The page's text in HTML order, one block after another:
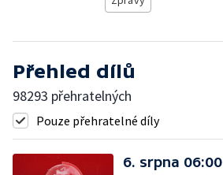
Přehled dílů
98293 přehratelných
Pouze přehratelné díly
6. srpna 06:00